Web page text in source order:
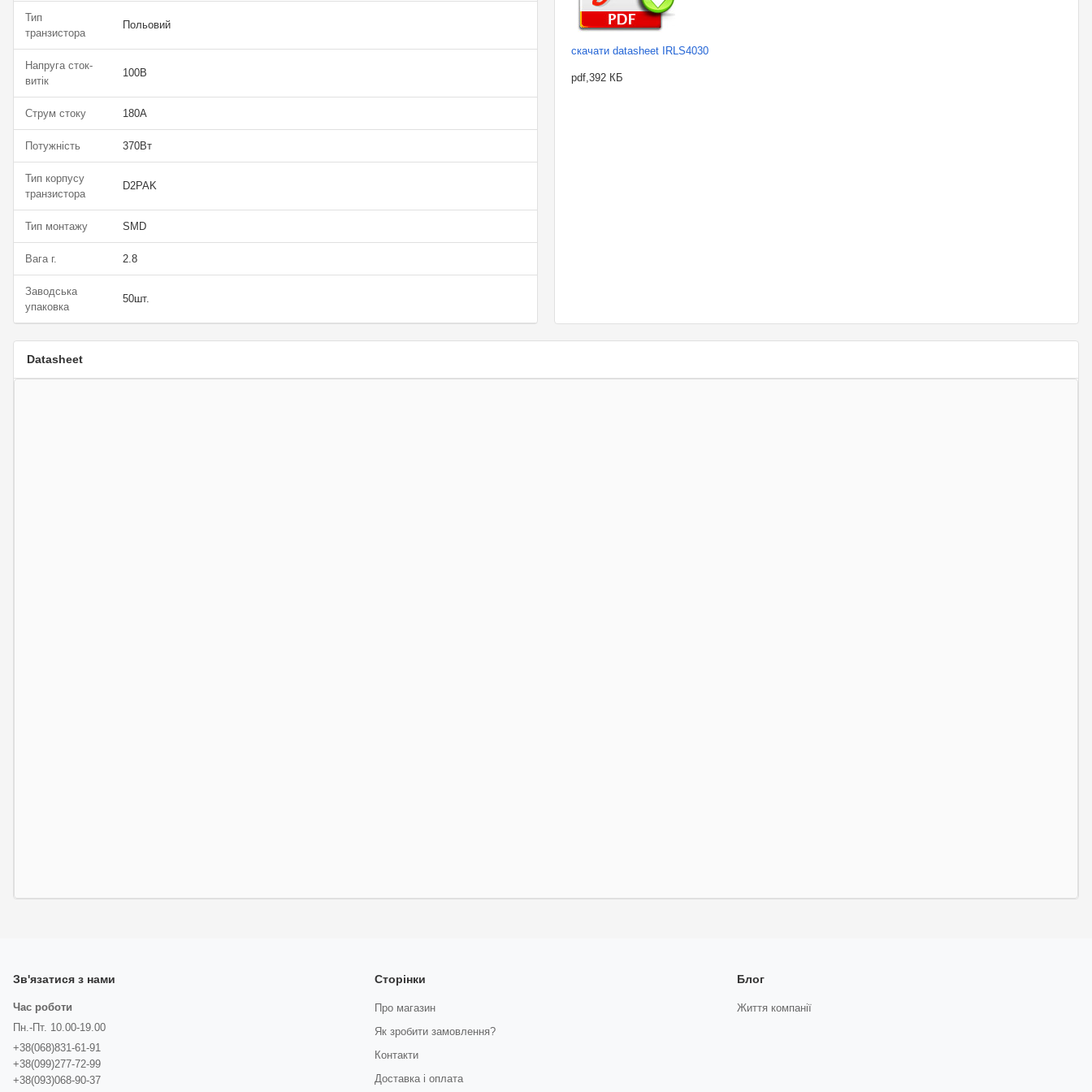
Тип
транзистора
Польовий
Напруга сток-
витік
100В
Струм стоку 180А
Потужність 370Вт
Тип корпусу
транзистора
D2PAK
Тип монтажу SMD
Вага г. 2.8
Заводська
упаковка
50шт.
скачати datasheet IRLS4030
pdf,392 КБ
Datasheet
Зв'язатися з нами
Час роботи
Пн.-Пт. 10.00-19.00
+38(068)831-61-91
+38(099)277-72-99
+38(093)068-90-37
Сторінки
Про магазин
Як зробити замовлення?
Контакти
Доставка і оплата
Блог
Життя компанії